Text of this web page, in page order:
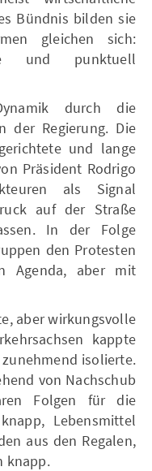
Bündnis bilden sie
gleichen sich:
und punktuell
durch die
der Regierung. Die
und lange
Präsident Rodrigo
als Signal
auf der Straße
In der Folge
den Protesten
Agenda, aber mit
aber wirkungsvolle
kappte
isolierte.
von Nachschub
Folgen für die
Lebensmittel
aus den Regalen,
knapp.